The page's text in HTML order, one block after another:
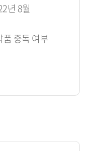
년 8월
중독 여부